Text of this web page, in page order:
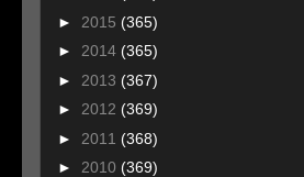
► 2015 (365)
► 2014 (365)
► 2013 (367)
► 2012 (369)
► 2011 (368)
► 2010 (369)